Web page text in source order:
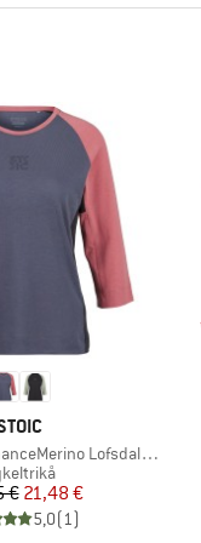
LofsdalenSt. MTB 3/4 Tee
Pris
€Reducerat pris
21,48 €
5,0(1)